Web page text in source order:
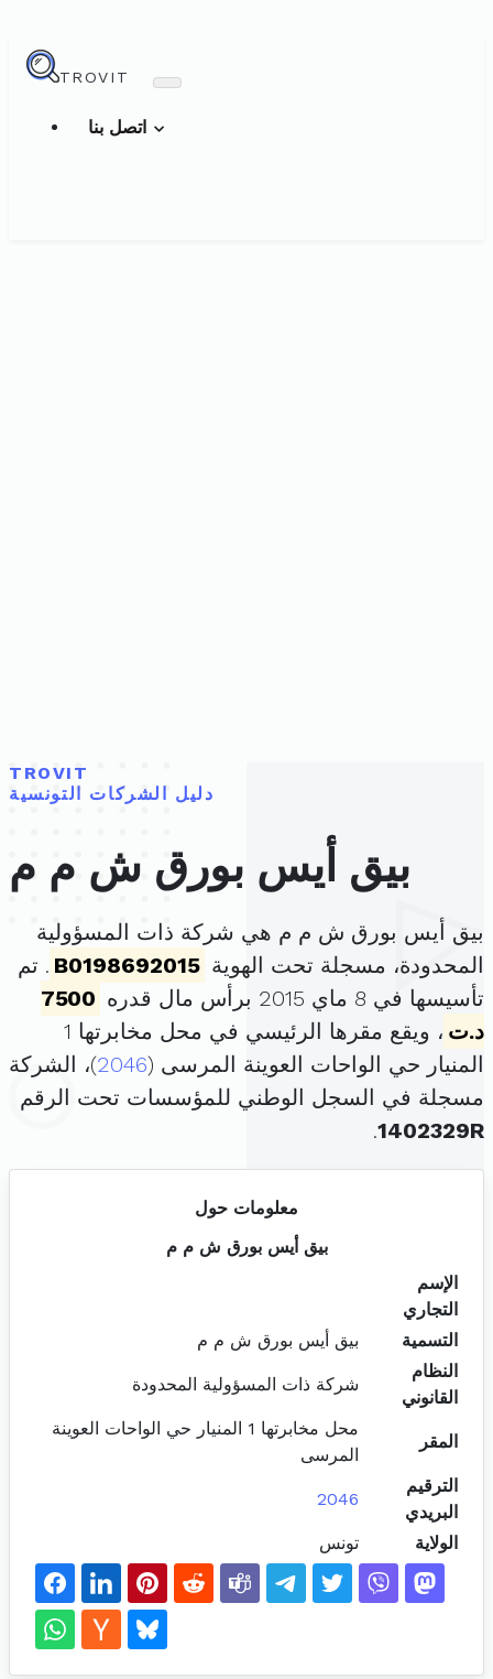
TROVIT
TROVIT
دليل الشركات التونسية
بيق أيس بورق ش م م
بيق أيس بورق ش م م هي شركة ذات المسؤولية
المحدودة، مسجلة تحت الهوية B0198692015 . تم
تأسيسها في 8 ماي 2015 برأس مال قدره
7500
د.ت
، ويقع مقرها الرئيسي في محل مخابرتها 1
المنيار حي الواحات العوينة المرسى (2046)، الشركة
مسجلة في السجل الوطني للمؤسسات تحت الرقم
1402329R
.
معلومات حول
بيق أيس بورق ش م م
الإسم
التجاري
التسمية
بيق أيس بورق ش م م
النظام
القانوني
شركة ذات المسؤولية المحدودة
المقر
محل مخابرتها 1 المنيار حي الواحات العوينة
المرسى
الترقيم
البريدي
2046
الولاية تونس